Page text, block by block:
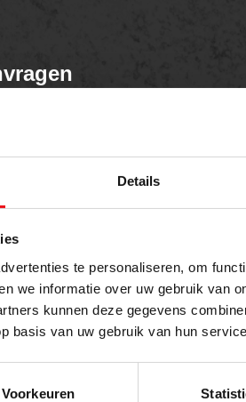
Details
te personaliseren, om
we informatie over uw gebruik van
kunnen deze gegevens
basis van uw gebruik van hun
Voorkeuren
E-mailadres